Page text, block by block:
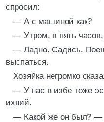
спросил:
— А с машиной как?
— Утром, в пять часов,
— Ладно. Садись.
выспаться.
Хозяйка негромко
— У нас в избе тоже
ихний.
— Какой же он был? —